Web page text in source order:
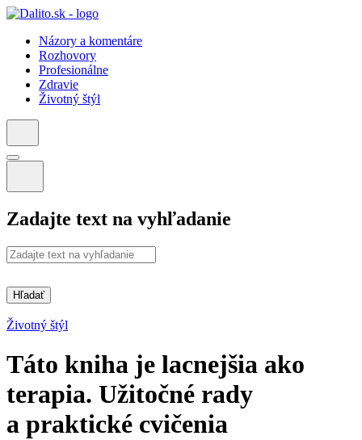
Názory a komentáre
Rozhovory
Profesionálne
Zdravie
Životný štýl
Zadajte text na vyhľadanie
Hľadať
Životný štýl
Táto kniha je lacnejšia ako
terapia. Užitočné rady
a praktické cvičenia